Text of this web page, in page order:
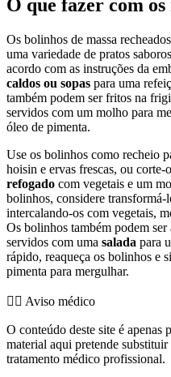
O que fazer com
Os bolinhos de massa
uma variedade de pratos
acordo com as instruções da
caldos ou sopas para uma
também podem ser fritos na
servidos com um molho para
óleo de pimenta.
Use os bolinhos como recheio
hoisin e ervas frescas, ou corte-
refogado com vegetais e um
bolinhos, considere transformá-
intercalando-os com vegetais,
Os bolinhos também podem
servidos com uma salada para
rápido, reaqueça os bolinhos e
pimenta para mergulhar.
👨‍⚕️️ Aviso médico
O conteúdo deste site é
material aqui pretende
tratamento médico profissional.